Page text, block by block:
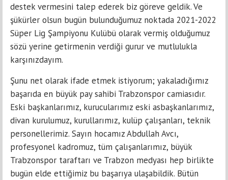
destek vermesini talep ederek biz göreve geldik. Ve
şükürler olsun bugün bulunduğumuz noktada 2021-2022
Süper Lig Şampiyonu Kulübü olarak vermiş olduğumuz
sözü yerine getirmenin verdiği gurur ve mutlulukla
karşınızdayım.
Şunu net olarak ifade etmek istiyorum; yakaladığımız
başarıda en büyük pay sahibi Trabzonspor camiasıdır.
Eski başkanlarımız, kurucularımız eski asbaşkanlarımız,
divan kurulumuz, kurullarımız, kulüp çalışanları, teknik
personellerimiz. Sayın hocamız Abdullah Avcı,
profesyonel kadromuz, tüm çalışanlarımız, büyük
Trabzonspor taraftarı ve Trabzon medyası hep birlikte
bugün elde ettiğimiz bu başarıya ulaşabildik. Bütün